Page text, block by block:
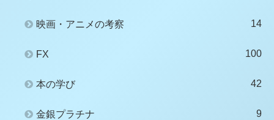
映画・アニメの考察 14
FX 100
本の学び 42
金銀プラチナ 9